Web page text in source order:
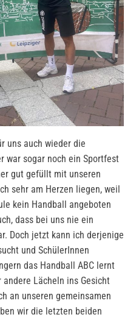
uns auch wieder die
war sogar noch ein Sportfest
gut gefüllt mit unseren
sehr am Herzen liegen, weil
kein Handball angeboten
dass bei uns nie ein
Doch jetzt kann ich derjenige
und SchülerInnen
das Handball ABC lernt
Lächeln ins Gesicht
an unseren gemeinsamen
wir die letzten beiden